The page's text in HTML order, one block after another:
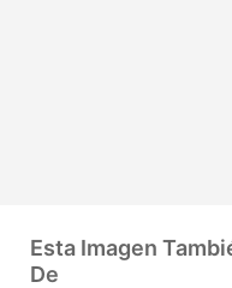
Esta Imagen
De